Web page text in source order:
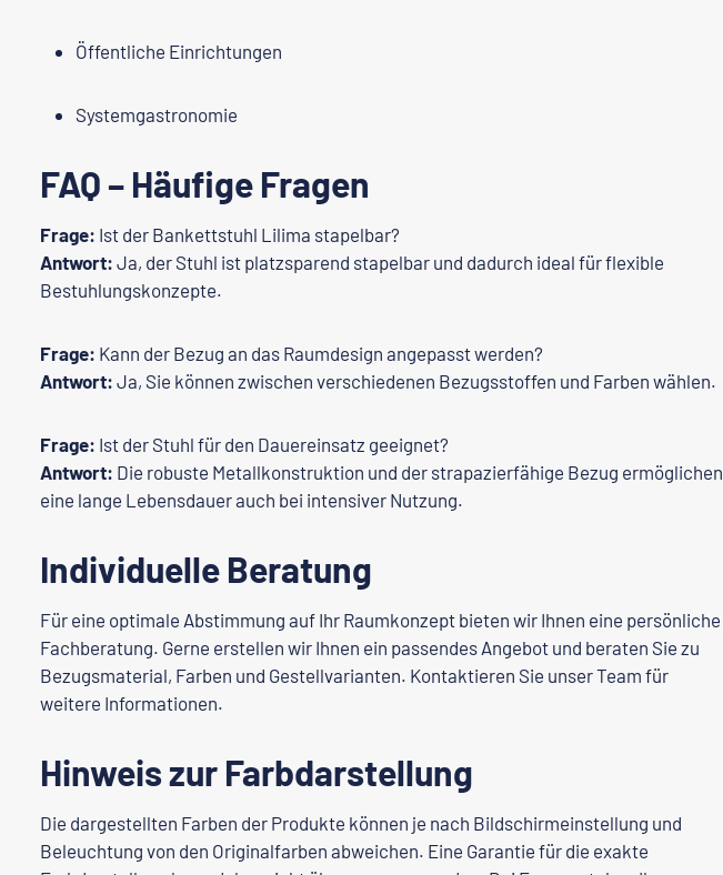
Öffentliche Einrichtungen
Systemgastronomie
FAQ – Häufige Fragen
Frage: Ist der Bankettstuhl Lilima stapelbar?
Antwort: Ja, der Stuhl ist platzsparend stapelbar und dadurch ideal für flexible
Bestuhlungskonzepte.
Frage: Kann der Bezug an das Raumdesign angepasst werden?
Antwort: Ja, Sie können zwischen verschiedenen Bezugsstoffen und Farben wählen.
Frage: Ist der Stuhl für den Dauereinsatz geeignet?
Antwort: Die robuste Metallkonstruktion und der strapazierfähige Bezug ermöglichen
eine lange Lebensdauer auch bei intensiver Nutzung.
Individuelle Beratung
Für eine optimale Abstimmung auf Ihr Raumkonzept bieten wir Ihnen eine persönliche
Fachberatung. Gerne erstellen wir Ihnen ein passendes Angebot und beraten Sie zu
Bezugsmaterial, Farben und Gestellvarianten. Kontaktieren Sie unser Team für
weitere Informationen.
Hinweis zur Farbdarstellung
Die dargestellten Farben der Produkte können je nach Bildschirmeinstellung und
Beleuchtung von den Originalfarben abweichen. Eine Garantie für die exakte